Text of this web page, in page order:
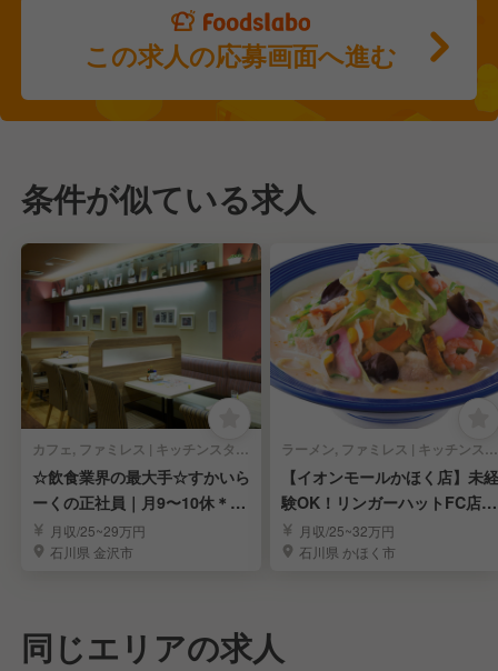
この求人の応募画面へ進む
条件が似ている求人
カフェ, ファミレス | キッチンスタッフ
☆飲食業界の最大手☆すかいら
ーくの正社員｜月9〜10休＊高
水準の給与体系
月収/25~29万円
石川県 金沢市
ラーメン, ファミレス | キッチンスタッフ
【イオンモールかほく店】未経
験OK！リンガーハットFC店の
調理担当を募集
月収/25~32万円
石川県 かほく市
同じエリアの求人